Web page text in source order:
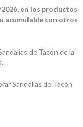
en los productos
acumulable con otros
de Tacón de la
Sandalias de Tacón